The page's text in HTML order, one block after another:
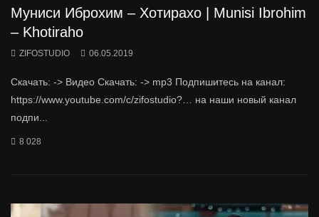
Муниси Иброхим – Хотирахо | Munisi Ibrohim
– Khotiraho
ZIFOSTUDIO 06.05.2019
Скачать: -> Видео Скачать: -> mp3 Подпишитесь на канал:
https://www.youtube.com/c/zifostudio?… на наши новый канал
подпи...
8 028